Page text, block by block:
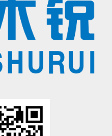
定是否适合术锐®机器人的手术。医生和患者应仔
。
所拥有的注册商标，未经许可，不得使用。